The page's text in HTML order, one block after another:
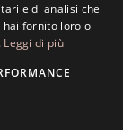
e di analisi che
fornito loro o
Leggi di più